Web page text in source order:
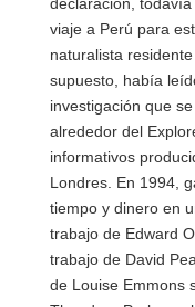
viaje a Perú para
naturalista
supuesto, había
investigación que
alrededor del
informativos
Londres. En 1994,
tiempo y dinero en
trabajo de Edward
trabajo de David
de Louise Emmons